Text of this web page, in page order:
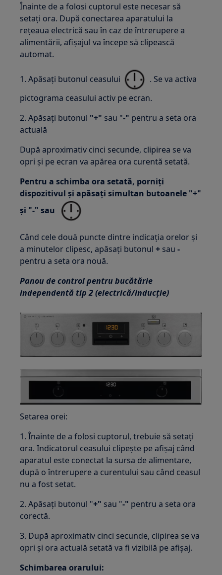
Înainte de a folosi cuptorul este necesar să
setați ora. După conectarea aparatului la
rețeaua electrică sau în caz de întrerupere a
alimentării, afișajul va începe să clipească
automat.
1. Apăsați butonul ceasului
. Se va activa
pictograma ceasului activ pe ecran.
2. Apăsați butonul "+" sau "-" pentru a seta ora
actuală
După aproximativ cinci secunde, clipirea se va
opri și pe ecran va apărea ora curentă setată.
Pentru a schimba ora setată, porniți
dispozitivul și apăsați simultan butoanele "+"
și "-" sau
Când cele două puncte dintre indicația orelor și
a minutelor clipesc, apăsați butonul+ sau-
pentru a seta ora nouă.
Panou de control pentru bucătărie
independentă tip 2 (electrică/inducție)
Setarea orei:
1. Înainte de a folosi cuptorul, trebuie să setați
ora. Indicatorul ceasului clipește pe afișaj când
aparatul este conectat la sursa de alimentare,
după o întrerupere a curentului sau când ceasul
nu a fost setat.
2. Apăsați butonul "+" sau "-" pentru a seta ora
corectă.
3. După aproximativ cinci secunde, clipirea se va
opri și ora actuală setată va fi vizibilă pe afișaj.
Schimbarea orarului: